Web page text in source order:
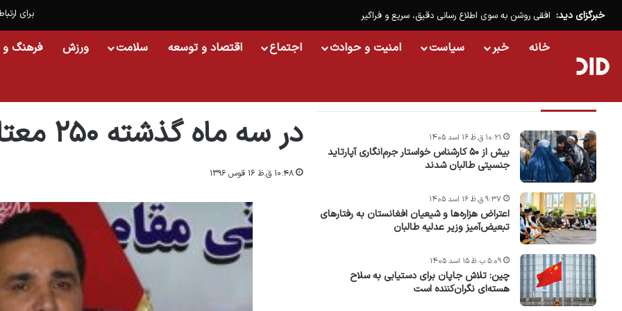
برای خبرگزای دید: افقی روشن به سوی اطلاع رسانی دقیق، سریع و فراگیر
خانه خبر سیاست امنیت و حوادث اجتماع اقتصاد و توسعه سلامت ورزش فرهنگ و
در سه ماه گذشته ۲۵۰ معتاد در هرات درمان شد
۱۰:۴۸ ق.ظ ۱۶ قوس ۱۳۹۶
بیش از ۵۰ کارشناس خواستار جرم‌انگاری آپارتاید
جنسیتی طالبان شدند
۱۰:۲۱ ق.ظ ۱۶ اسد ۱۴۰۵
اعتراض هزاره‌ها و شیعیان افغانستان به رفتارهای
تبعیض‌آمیز وزیر عدلیه طالبان
۹:۳۷ ق.ظ ۱۶ اسد ۱۴۰۵
چین: تلاش جاپان برای دستیابی به سلاح
هسته‌ای نگران‌کننده است
۵:۰۹ ب.ظ ۱۵ اسد ۱۴۰۵